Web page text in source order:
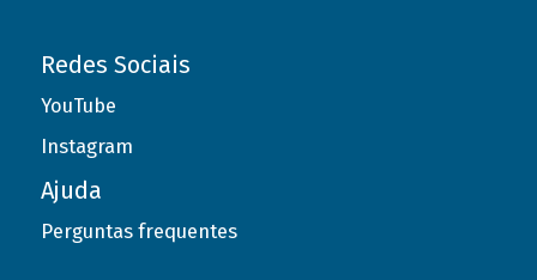
Redes Sociais
YouTube
Instagram
Ajuda
Perguntas frequentes